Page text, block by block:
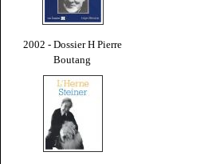
2002 - Dossier H Pierre
Boutang